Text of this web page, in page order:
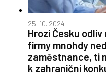
25. 10. 2024
Hrozí Česku
firmy mnohdy
zaměstnance, ti
k zahraniční